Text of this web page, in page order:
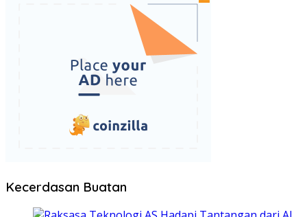
Kecerdasan Buatan